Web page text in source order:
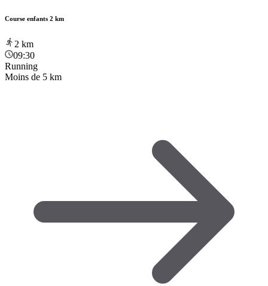
Course enfants 2 km
2 km
09:30
Running
Moins de 5 km